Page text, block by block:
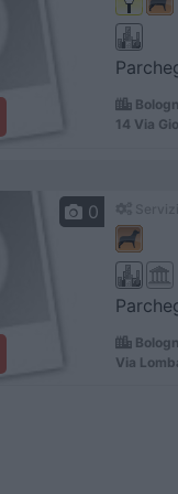
14 Via
0
Via